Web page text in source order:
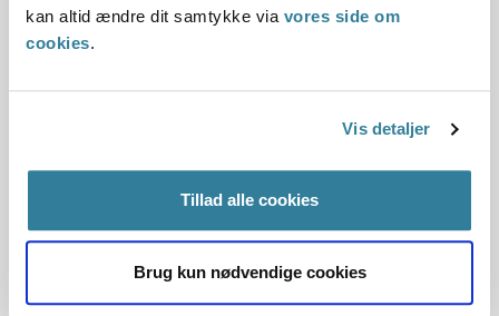
kan altid ændre dit samtykke via vores side om
cookies.
Vis detaljer
Tillad alle cookies
Brug kun nødvendige cookies
22.12.2015
Denne principafgørelse er kasseret den 16. april
§ 129 § 124a § 108
Journalnummer